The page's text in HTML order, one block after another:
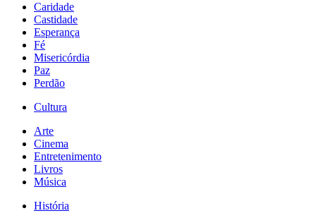
Caridade
Castidade
Esperança
Fé
Misericórdia
Paz
Perdão
Cultura
Arte
Cinema
Entretenimento
Livros
Música
História